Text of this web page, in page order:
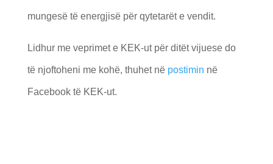
mungesë të energjisë për qytetarët e vendit.
Lidhur me veprimet e KEK-ut për ditët vijuese do
të njoftoheni me kohë, thuhet në postimin në
Facebook të KEK-ut.